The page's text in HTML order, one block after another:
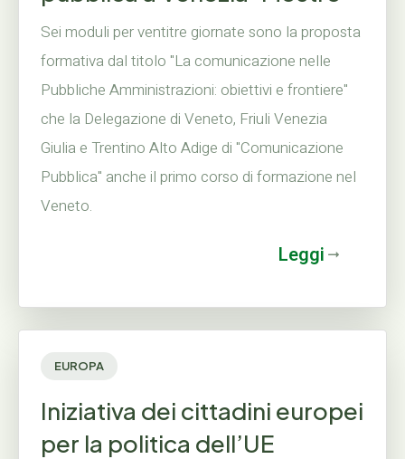
Sei moduli per ventitre giornate sono la proposta
formativa dal titolo "La comunicazione nelle
Pubbliche Amministrazioni: obiettivi e frontiere"
che la Delegazione di Veneto, Friuli Venezia
Giulia e Trentino Alto Adige di "Comunicazione
Pubblica" anche il primo corso di formazione nel
Veneto.
Leggi
EUROPA
Iniziativa dei cittadini europei
per la politica dell’UE